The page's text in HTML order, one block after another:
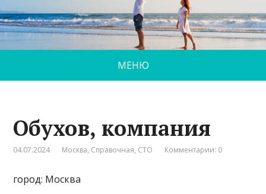
МЕНЮ
Обухов, компания
04.07.2024 Москва, Справочная, СТО Комментарии: 0
город: Москва